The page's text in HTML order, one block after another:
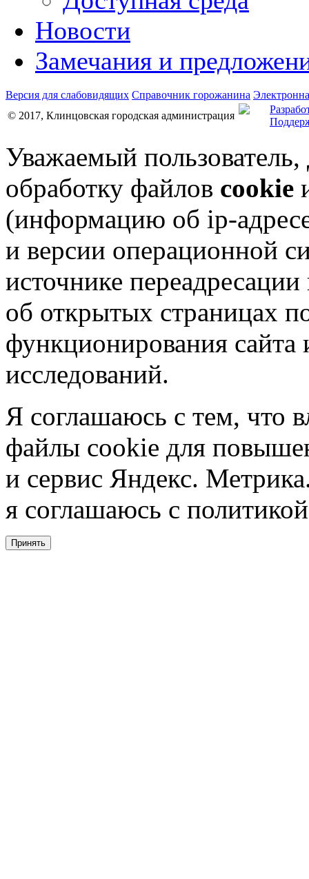
Новости
Замечания и
Версия для слабовидящих Справочник горожанина
© 2017, Клинцовская городская администрация
Уважаемый
обработку файлов cookie
(информацию об ip-
и версии операционной
источнике переадресации
об открытых страницах
функционирования сайта
исследований.
Я соглашаюсь с тем, что
файлы cookie для
и сервис Яндекс.
я соглашаюсь с
Принять